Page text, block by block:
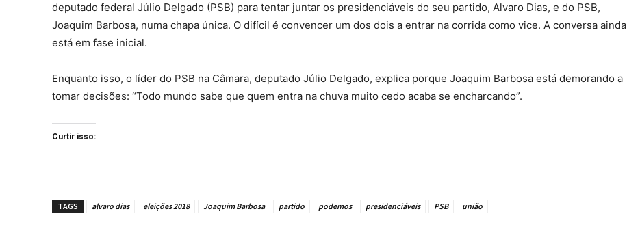
deputado federal Júlio Delgado (PSB) para tentar juntar os presidenciáveis do seu partido, Alvaro Dias, e do PSB,
Joaquim Barbosa, numa chapa única. O difícil é convencer um dos dois a entrar na corrida como vice. A conversa ainda
está em fase inicial.
Enquanto isso, o líder do PSB na Câmara, deputado Júlio Delgado, explica porque Joaquim Barbosa está demorando a
tomar decisões: “Todo mundo sabe que quem entra na chuva muito cedo acaba se encharcando”.
Curtir isso:
TAGS alvaro dias eleições 2018 Joaquim Barbosa partido podemos presidenciáveis PSB união